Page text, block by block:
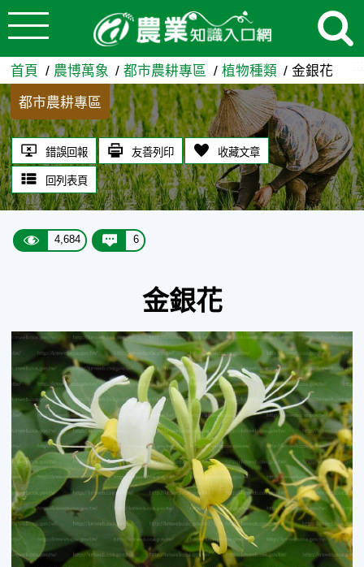
跳到主要內容
金銀花 - 農業知識入口網
首頁 農博萬象 都市農耕專區 植物種類 金銀花
都市農耕專區
錯誤回報 友善列印 收藏文章
回列表頁
4,684 6
金銀花